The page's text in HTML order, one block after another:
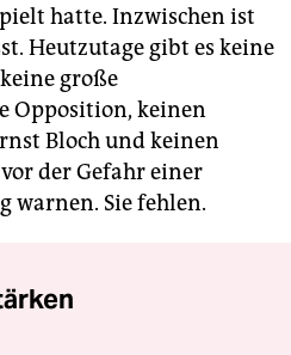
hatte. Inzwischen ist
Heutzutage gibt es keine
große
Opposition, keinen
Bloch und keinen
der Gefahr einer
Sie fehlen.